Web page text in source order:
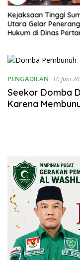
Kejaksaan Tinggi
Utara Gelar
Hukum di Dinas
PENGADILAN 10 Juni
Seekor Domba
Karena